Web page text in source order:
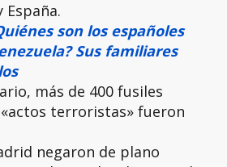
España.
son los españoles
Sus familiares
más de 400 fusiles
terroristas» fueron
negaron de plano